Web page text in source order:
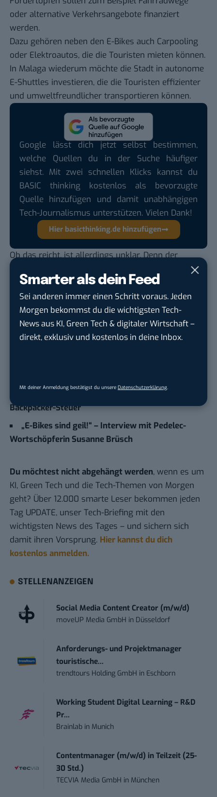
Smarter als dein Feed
Sei anderen immer einen Schritt voraus. Jeden
Morgen bekommst du die wichtigsten Tech-
News aus KI, Green Tech & digitaler Wirtschaft –
direkt, exklusiv und kostenlos in deine Inbox.
Mit deiner Anmeldung bestätigst du unsere Datenschutzerklärung
oder alternative Verkehrsangebote finanziert
werden.
Dazu gehören neben den E-Bikes auch Carpooling
oder Elektroautos, die die Touristen mieten können.
In Malaga wiederum möchte die Stadt in autonome
E-Shuttles investieren, die die Touristen effizienter
und umweltfreundlicher transportieren können.
Google lässt dich jetzt selbst bestimmen,
welche Quellen du in der Suche häufiger
siehst. Mit zwei schnellen Klicks kannst du
BASIC thinking kostenlos als bevorzugte
Quelle hinzufügen und damit unabhängigen
Tech-Journalismus unterstützen. Vielen Dank!
Hier basicthinking.de hinzufügen
Ob das reicht, ist allerdings unklar. Denn der
Associationerwarteteinen weiteren Anstieg beim
Kreuzfahrttourismus.
Zum Weiterlesen
Mit Solarsegel und Zero Waste: Das
umweltfreundlichste Kreuzfahrtschiff der Welt
Nach scharfer Kritik: Australien senkt
Backpacker-Steuer
„E-Bikes sind geil!“ – Interview mit Pedelec-
Wortschöpferin Susanne Brüsch
Du möchtest nicht abgehängt werden, wenn es um
KI, Green Tech und die Tech-Themen von Morgen
geht? Über 12.000 smarte Leser bekommen jeden
Tag UPDATE, unser Tech-Briefing mit den
wichtigsten News des Tages – und sichern sich
damit ihren Vorsprung. Hier kannst du dich
kostenlos anmelden.
STELLENANZEIGEN
Social Media Content Creator (m/w/d)
moveUP Media GmbH in Düsseldorf
Anforderungs- und Projektmanager
touristische...
trendtours Holding GmbH in Eschborn
Working Student Digital Learning – R&D
Pr...
Brainlab in Munich
Contentmanager (m/w/d) in Teilzeit (25-
30 Std.)
TECVIA Media GmbH in München